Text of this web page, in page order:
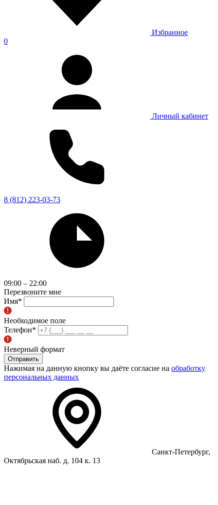
Избранное
0
Личный кабинет
8 (812) 223-03-73
09:00 – 22:00
Перезвоните мне
Имя*
Необходимое поле
Телефон*
Неверный формат
Отправить
Нажимая на данную кнопку вы даёте согласие на обработку
персональных данных
Санкт-Петербург,
Октябрьская наб. д. 104 к. 13